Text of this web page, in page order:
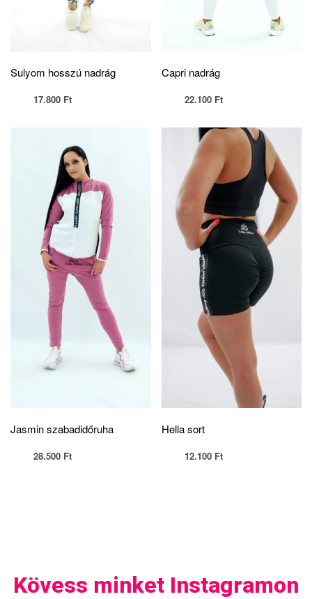
Sulyom hosszú nadrág
17.800 Ft
Capri nadrág
22.100 Ft
Jasmin szabadidőruha
28.500 Ft
Hella sort
12.100 Ft
Kövess minket Instagramon